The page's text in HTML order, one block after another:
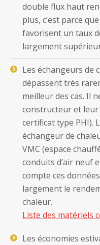
double flux haut
plus, c’est parce
favorisent un taux
largement
Les échangeurs de
dépassent très
meilleur des cas. Il
constructeur et
certificat type PHI).
échangeur de
VMC (espace
conduits d’air neuf
compte ces
largement le
chaleur.
Liste des matériels
Les économies